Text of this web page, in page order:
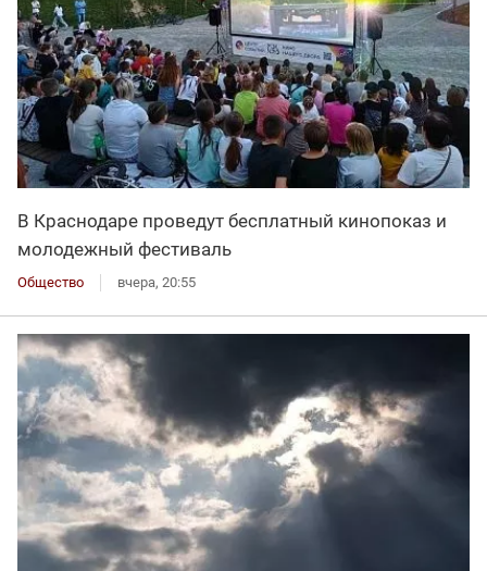
В Краснодаре проведут бесплатный кинопоказ и
молодежный фестиваль
Общество вчера, 20:55